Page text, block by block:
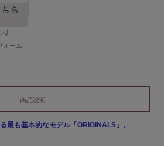
せ
ォーム
商品説明
最も基本的なモデル「ORIGINALS」。